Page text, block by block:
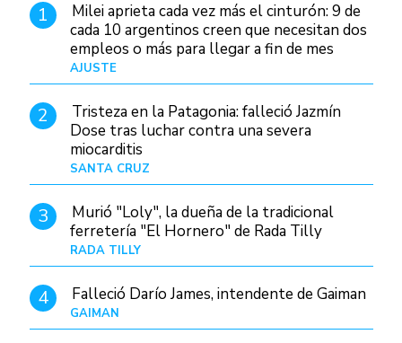
1
Milei aprieta cada vez más el cinturón: 9 de
cada 10 argentinos creen que necesitan dos
empleos o más para llegar a fin de mes
AJUSTE
2
Tristeza en la Patagonia: falleció Jazmín
Dose tras luchar contra una severa
miocarditis
SANTA CRUZ
3
Murió "Loly", la dueña de la tradicional
ferretería "El Hornero" de Rada Tilly
RADA TILLY
4 Falleció Darío James, intendente de Gaiman
GAIMAN